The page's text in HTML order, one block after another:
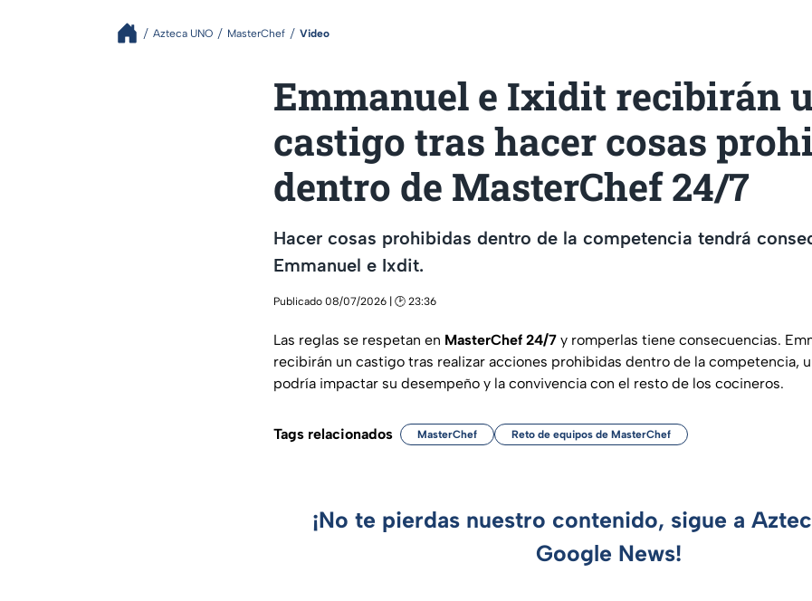
Azteca UNO MasterChef Video
Emmanuel e Ixidit recibirán
castigo tras hacer cosas
dentro de MasterChef 24/7
Hacer cosas prohibidas dentro de la competencia tendrá
Emmanuel e Ixdit.
Publicado 08/07/2026 | 🕑 23:36
Las reglas se respetan en MasterChef 24/7 y romperlas tiene consecuencias.
recibirán un castigo tras realizar acciones prohibidas dentro de la competencia,
podría impactar su desempeño y la convivencia con el resto de los cocineros.
Tags relacionados MasterChef Reto de equipos de MasterChef
¡No te pierdas nuestro contenido, sigue a
Google News!